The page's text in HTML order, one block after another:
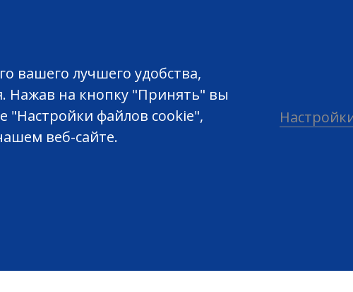
вашего лучшего удобства,
Нажав на кнопку "Принять" вы
"Настройки файлов cookie",
веб-сайте.